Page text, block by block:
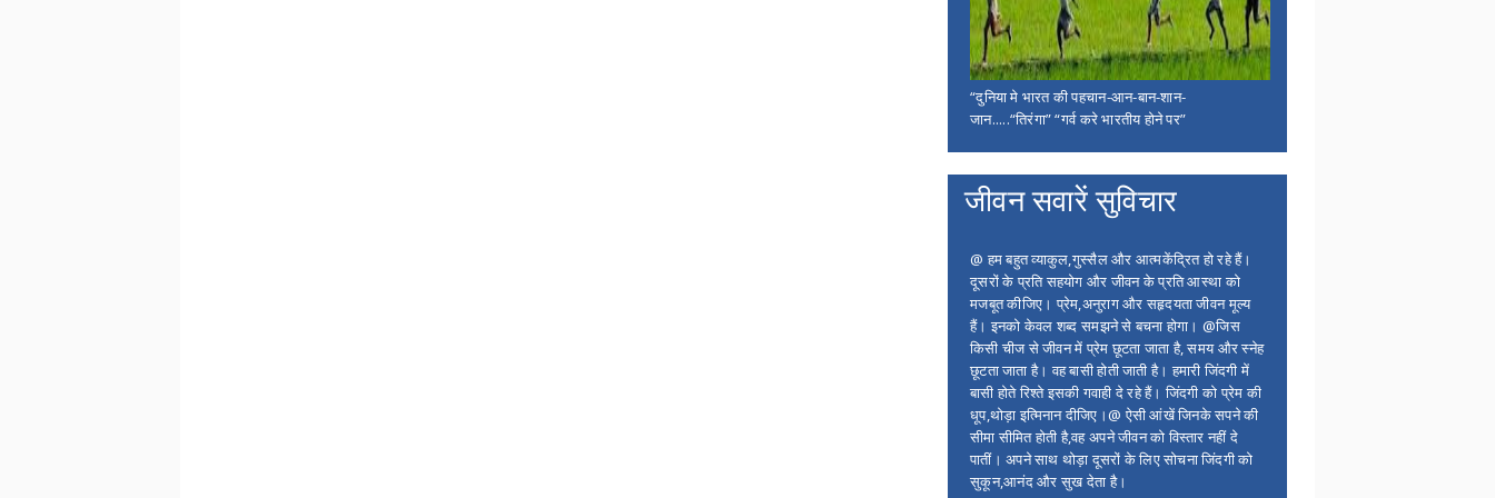
“दुनिया मे भारत की पहचान-आन-बान-शान-
जान.....“तिरंगा” “गर्व करे भारतीय होने पर”
जीवन सवारें सुविचार
@ हम बहुत व्याकुल,गुस्सैल और आत्मकेंद्रित हो रहे हैं।
दूसरों के प्रति सहयोग और जीवन के प्रति आस्था को
मजबूत कीजिए। प्रेम,अनुराग और सहृदयता जीवन मूल्य
हैं। इनको केवल शब्द समझने से बचना होगा। @जिस
किसी चीज से जीवन में प्रेम छूटता जाता है, समय और स्नेह
छूटता जाता है। वह बासी होती जाती है। हमारी जिंदगी में
बासी होते रिश्ते इसकी गवाही दे रहे हैं। जिंदगी को प्रेम की
धूप,थोड़ा इत्मिनान दीजिए।@ ऐसी आंखें जिनके सपने की
सीमा सीमित होती है,वह अपने जीवन को विस्तार नहीं दे
पातीं। अपने साथ थोड़ा दूसरों के लिए सोचना जिंदगी को
सुकून,आनंद और सुख देता है।